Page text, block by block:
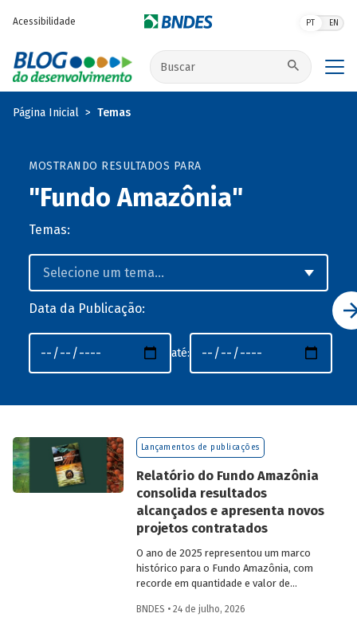
Acessibilidade PT EN
Buscar no site
Página Inicial Temas
MOSTRANDO RESULTADOS PARA
"Fundo Amazônia"
Temas:
Data da Publicação:
até:
Lançamentos de publicações
Relatório do Fundo Amazônia
consolida resultados
alcançados e apresenta novos
projetos contratados
O ano de 2025 representou um marco
histórico para o Fundo Amazônia, com
recorde em quantidade e valor de
desembolsos: foram 22 operações
BNDES • 24 de julho, 2026